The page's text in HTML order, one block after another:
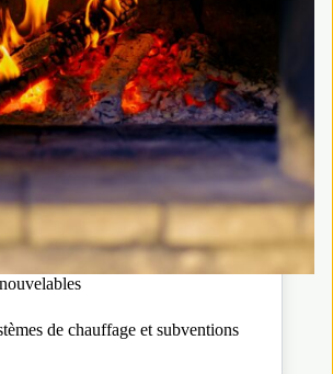
de chauffage et subventions